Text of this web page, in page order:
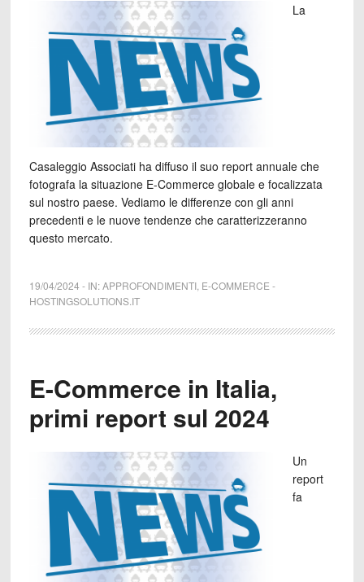
La
Casaleggio Associati ha diffuso il suo report annuale che
fotografa la situazione E-Commerce globale e focalizzata
sul nostro paese. Vediamo le differenze con gli anni
precedenti e le nuove tendenze che caratterizzeranno
questo mercato.
19/04/2024 - IN:APPROFONDIMENTI, E-COMMERCE -
HOSTINGSOLUTIONS.IT
E-Commerce in Italia,
primi report sul 2024
Un
report
fa